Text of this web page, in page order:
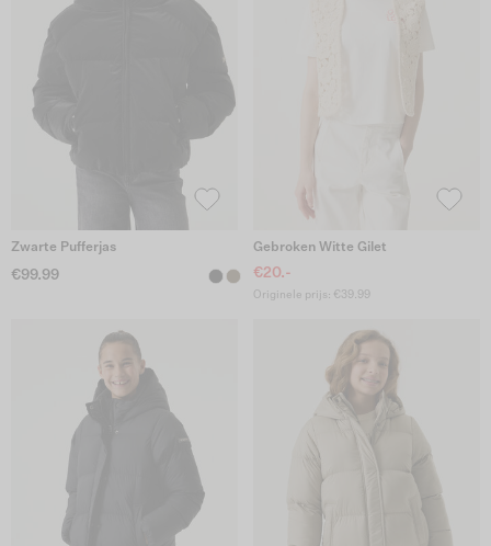
Zwarte Pufferjas
€99.99
Gebroken Witte Gilet
€20.-
Originele prijs: €39.99